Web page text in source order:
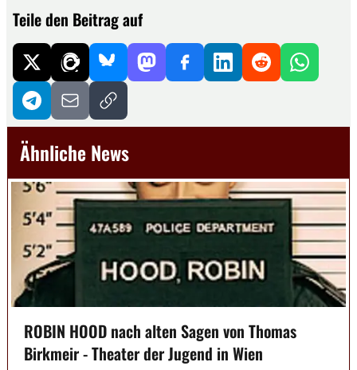
Teile den Beitrag auf
Ähnliche News
ROBIN HOOD nach alten Sagen von Thomas
Birkmeir - Theater der Jugend in Wien